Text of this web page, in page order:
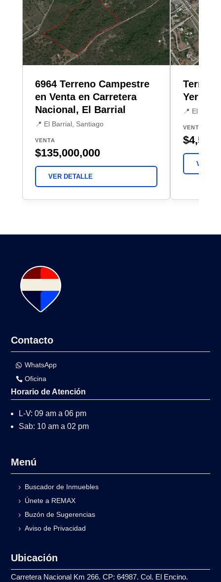
6964 Terreno Campestre
en Venta en Carretera
Nacional, El Barrial
📍 El Barrial, Santiago
VENTA
$135,000,000
VER DETALLE
📍 El
VENTA
$4,500
VER
Contacto
WhatsApp
Oficina
Horario de Atención
L-V: 09 am a 06 pm
Sab: 10 am a 02 pm
Menú
Buscador de Inmuebles
Únete a REMAX
Buzón de Sugerencias
Aviso de Privacidad
Ubicación
Carretera Nacional Km 266. CP: 64987. Col. El Encino.